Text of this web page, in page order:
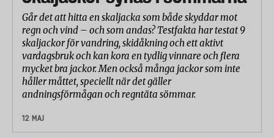
Går det att hitta en skaljacka som både skyddar mot
regn och vind – och som andas? Testfakta har testat 9
skaljackor för vandring, skidåkning och ett aktivt
vardagsbruk och kan kora en tydlig vinnare och flera
mycket bra jackor. Men också många jackor som inte
håller måttet, speciellt när det gäller
andningsförmågan och regntäta sömmar.
12 MAJ